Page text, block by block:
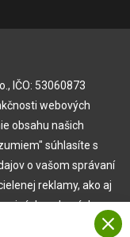
IČO: 53060873
webových
obsahu našich
súhlasíte s
o vašom správaní
reklamy, ako aj
iných webových